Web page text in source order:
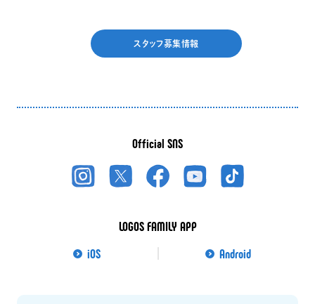
スタッフ募集情報
Official SNS
LOGOS FAMILY APP
iOS
Android